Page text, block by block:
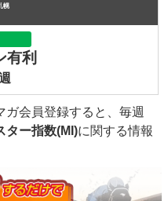
幌
有利
ガ会員登録すると、毎週
ター指数(MI)に関する情報